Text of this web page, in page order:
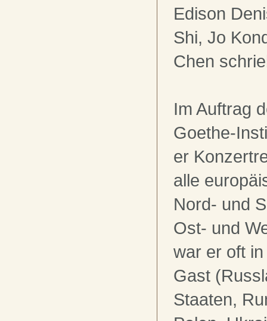
Edison
Shi, Jo
Chen
Im Auftrag
Goethe-
er
alle
Nord- und
Ost- und
war er oft
Gast
Staaten,